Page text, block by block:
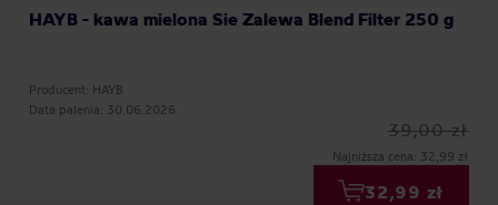
HAYB - kawa mielona Sie Zalewa Blend Filter 250 g
Producent: HAYB
Data palenia: 30.06.2026
39,00 zł
Najniższa cena: 32,99 zł
32,99 zł